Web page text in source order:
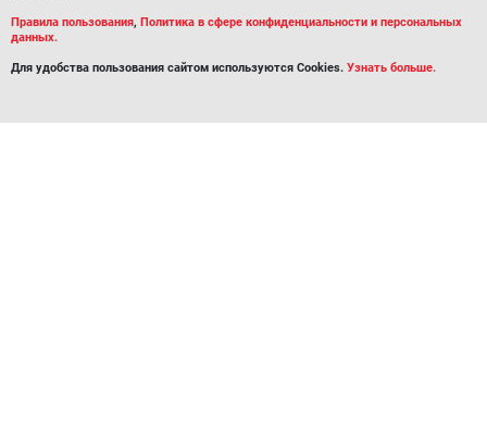
Правила пользования, Политика в сфере конфиденциальности и персональных
данных.
Для удобства пользования сайтом используются Cookies. Узнать больше.